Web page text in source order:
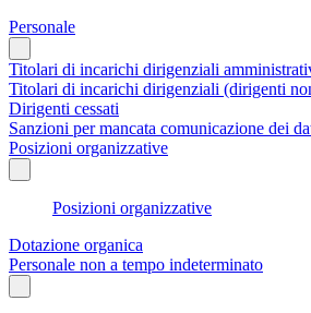
Personale
Titolari di incarichi dirigenziali
Titolari di incarichi dirigenziali (dirigenti
Dirigenti cessati
Sanzioni per mancata comunicazione dei
Posizioni organizzative
Posizioni organizzative
Dotazione organica
Personale non a tempo indeterminato